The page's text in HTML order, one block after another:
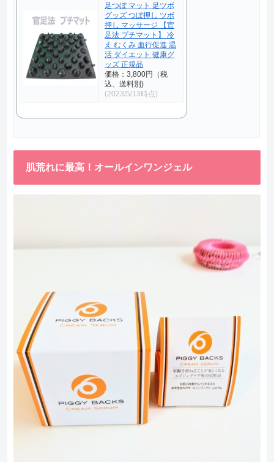
足つぼ マット 足ツボ
グッズ つぼ押し ツボ
押し マッサージ 【官
足法 プチマット】 冷
え むくみ 血行促進 温
活 ダイエット 健康グ
ッズ 正規品
価格：3,800円（税
込、送料別)
(2023/5/13時点)
肌荒れに最高！オールインワンジェル